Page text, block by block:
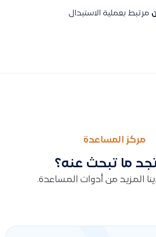
مرتبط بعملية الاستبدال
مركز المساعدة
ما تبحث عنه؟
المزيد من أدوات المساعدة.